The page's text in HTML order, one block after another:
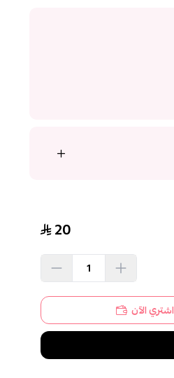
20
اشتري الآن